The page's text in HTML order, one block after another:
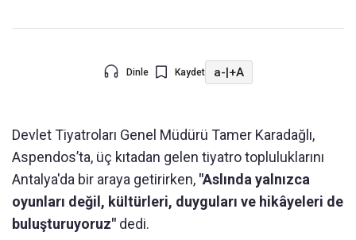
Dinle Kaydet a-|+A
Devlet Tiyatroları Genel Müdürü Tamer Karadağlı,
Aspendos’ta, üç kıtadan gelen tiyatro topluluklarını
Antalya'da bir araya getirirken, "Aslında yalnızca
oyunları değil, kültürleri, duyguları ve hikâyeleri de
buluşturuyoruz" dedi.